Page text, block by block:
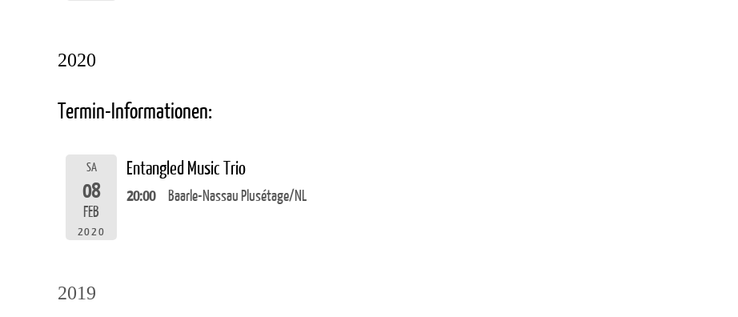
2020
Termin-Informationen:
SA
08
FEB
2020
Entangled Music Trio
20:00 Baarle-Nassau Plusétage/NL
2019